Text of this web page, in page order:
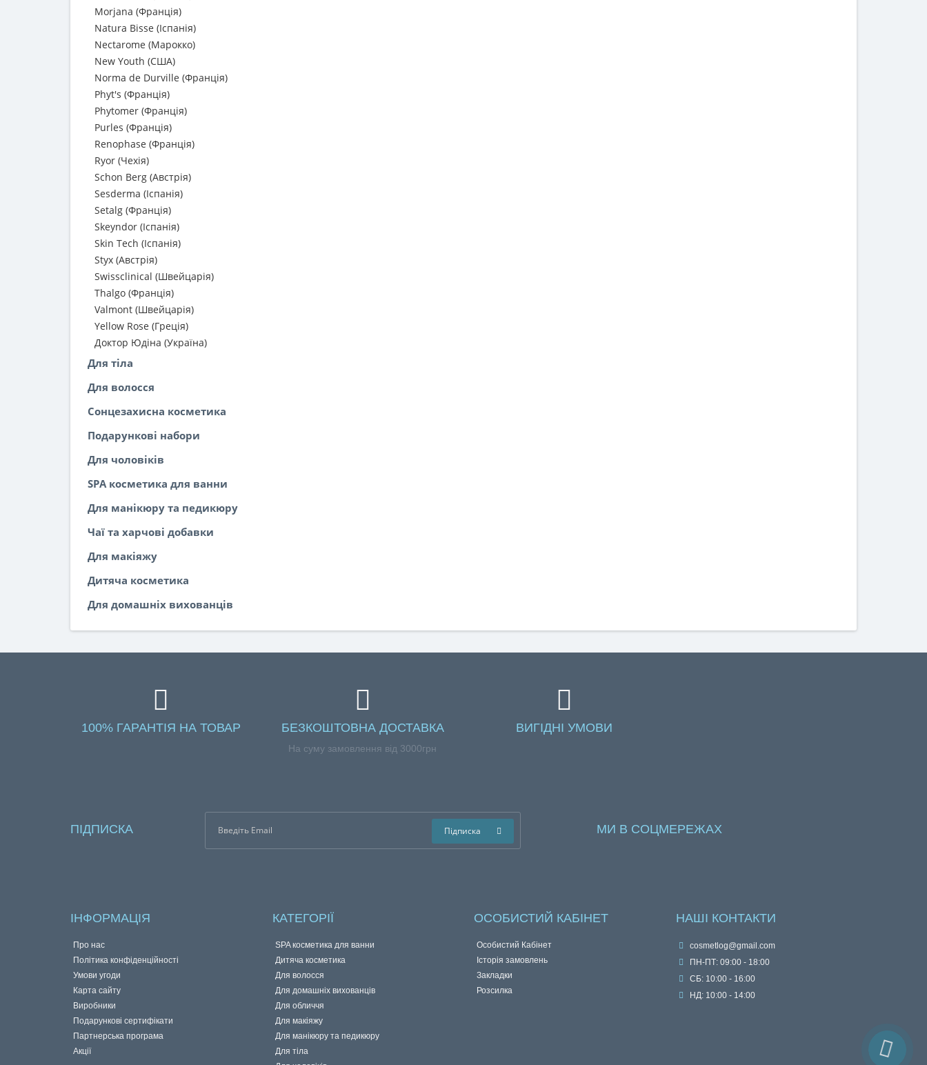
Morjana (Франція)
Natura Bisse (Іспанія)
Nectarome (Марокко)
New Youth (США)
Norma de Durville (Франція)
Phyt's (Франція)
Phytomer (Франція)
Purles (Франція)
Renophase (Франція)
Ryor (Чехія)
Schon Berg (Австрія)
Sesderma (Іспанія)
Setalg (Франція)
Skeyndor (Іспанія)
Skin Tech (Іспанія)
Styx (Австрія)
Swissclinical (Швейцарія)
Thalgo (Франція)
Valmont (Швейцарія)
Yellow Rose (Греція)
Доктор Юдіна (Україна)
Для тіла
Для волосся
Сонцезахисна косметика
Подарункові набори
Для чоловіків
SPA косметика для ванни
Для манікюру та педикюру
Чаї та харчові добавки
Для макіяжу
Дитяча косметика
Для домашніх вихованців
100% ГАРАНТІЯ НА ТОВАР БЕЗКОШТОВНА ДОСТАВКА
На суму замовлення від 3000грн
ВИГІДНІ УМОВИ
ПІДПИСКА Підписка МИ В СОЦМЕРЕЖАХ
ІНФОРМАЦІЯ
Про нас
Політика конфіденційності
Умови угоди
Карта сайту
Виробники
Подарункові сертифікати
Партнерська програма
Акції
КАТЕГОРІЇ
SPA косметика для ванни
Дитяча косметика
Для волосся
Для домашніх вихованців
Для обличчя
Для макіяжу
Для манікюру та педикюру
Для тіла
ОСОБИСТИЙ КАБІНЕТ
Особистий Кабінет
Історія замовлень
Закладки
Розсилка
НАШІ КОНТАКТИ
cosmetlog@gmail.com
ПН-ПТ: 09:00 - 18:00
СБ: 10:00 - 16:00
НД: 10:00 - 14:00